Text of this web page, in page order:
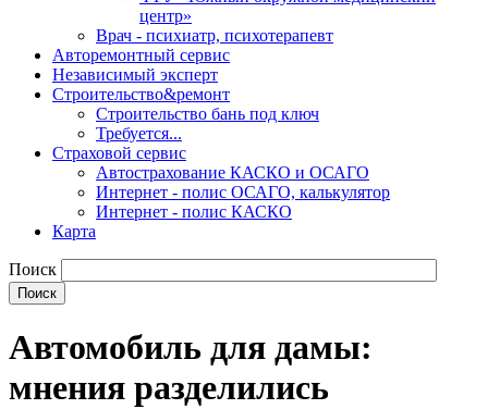
центр»
Врач - психиатр, психотерапевт
Авторемонтный сервис
Независимый эксперт
Строительство&ремонт
Строительство бань под ключ
Требуется...
Страховой сервис
Автострахование КАСКО и ОСАГО
Интернет - полис ОСАГО, калькулятор
Интернет - полис КАСКО
Карта
Поиск
Автомобиль для дамы:
мнения разделились